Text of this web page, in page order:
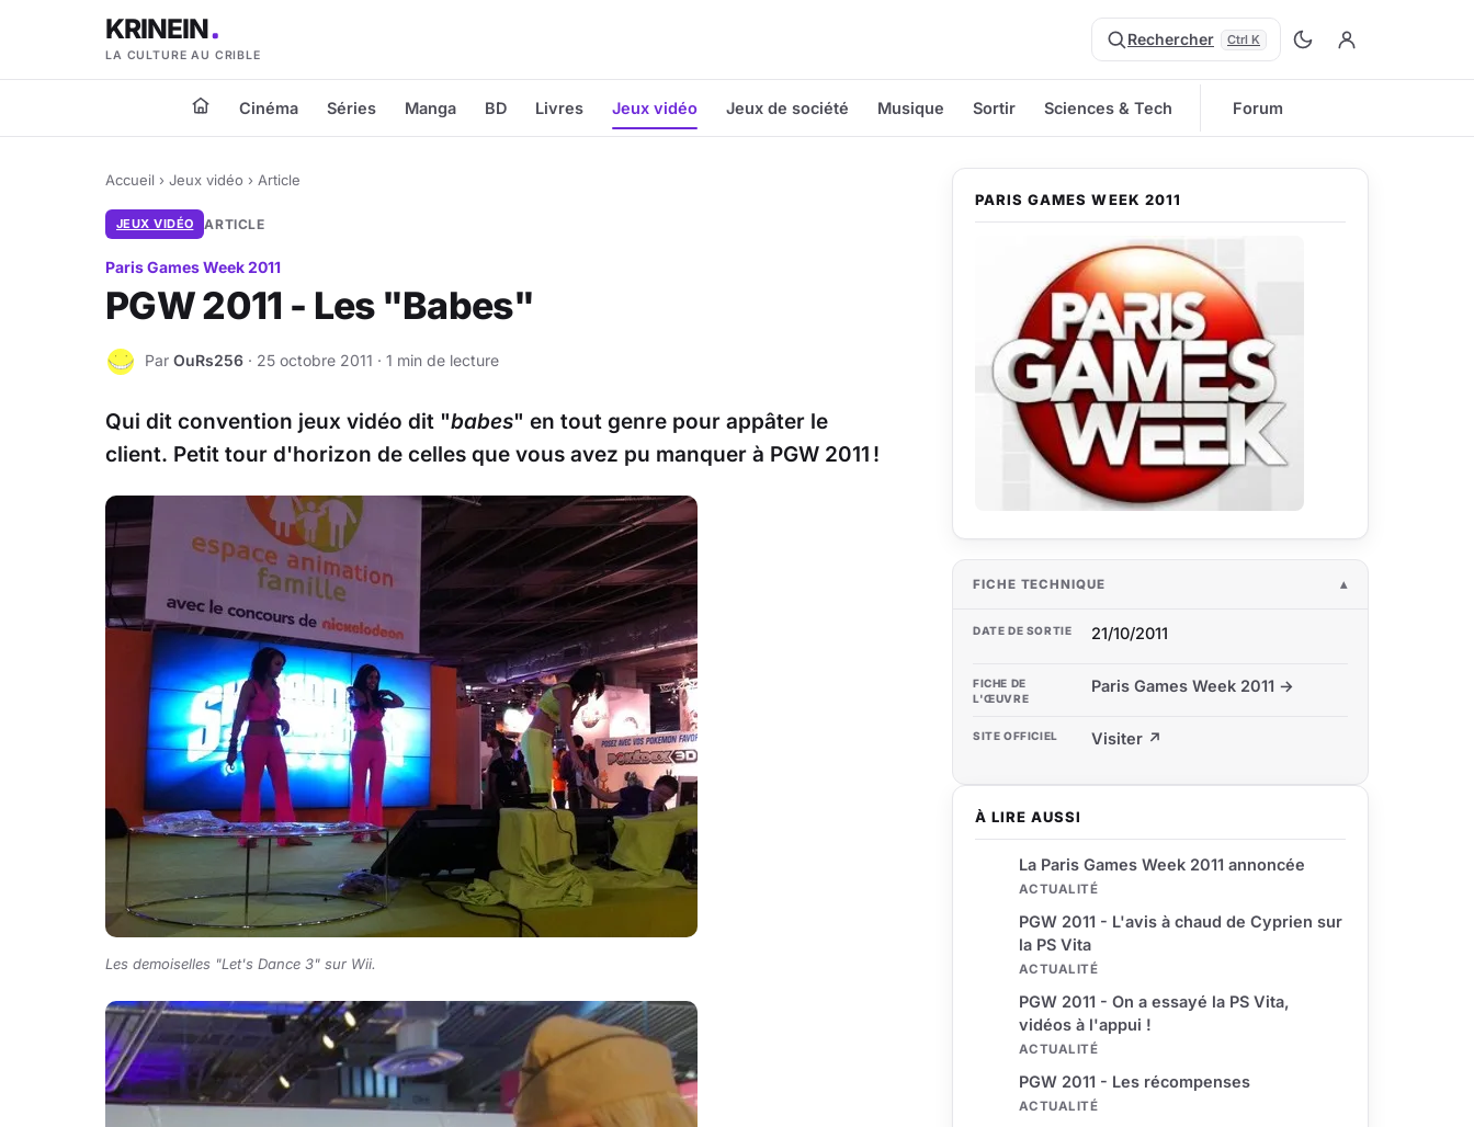
KRINEIN
LA CULTURE AU CRIBLE
Rechercher Ctrl K
Cinéma Séries Manga BD Livres Jeux vidéo Jeux de société Musique Sortir Sciences & Tech Forum
Accueil › Jeux vidéo › Article
JEUX VIDÉO ARTICLE
Paris Games Week 2011
PGW 2011 - Les "Babes"
O Par OuRs256 · 25 octobre 2011 · 1 min de lecture
Qui dit convention jeux vidéo dit "babes" en tout genre pour appâter le
client. Petit tour d'horizon de celles que vous avez pu manquer à PGW 2011 !
Les demoiselles "Let's Dance 3" sur Wii.
À LIRE AUSSI
La Paris Games Week 2011 annoncée
ACTUALITÉ
PGW 2011 - L'avis à chaud de Cyprien sur
la PS Vita
ACTUALITÉ
PGW 2011 - On a essayé la PS Vita,
vidéos à l'appui !
ACTUALITÉ
PGW 2011 - Les récompenses
ACTUALITÉ
PARIS GAMES WEEK 2011
FICHE TECHNIQUE
DATE DE SORTIE 21/10/2011
FICHE DE
L'ŒUVRE
Paris Games Week 2011 →
SITE OFFICIEL Visiter ↗